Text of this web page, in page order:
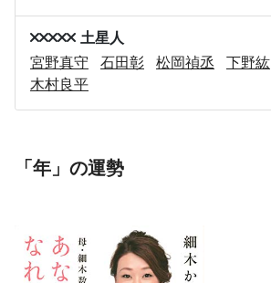
土星人
宮野真守
石田彰 松岡禎丞 下野紘
木村良平
「年」の運勢